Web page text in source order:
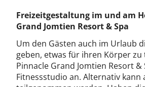
Freizeitgestaltung im und am
Grand Jomtien Resort & Spa
Um den Gästen auch im Urlaub
geben, etwas für ihren Körper
Pinnacle Grand Jomtien Resort &
Fitnessstudio an. Alternativ kann